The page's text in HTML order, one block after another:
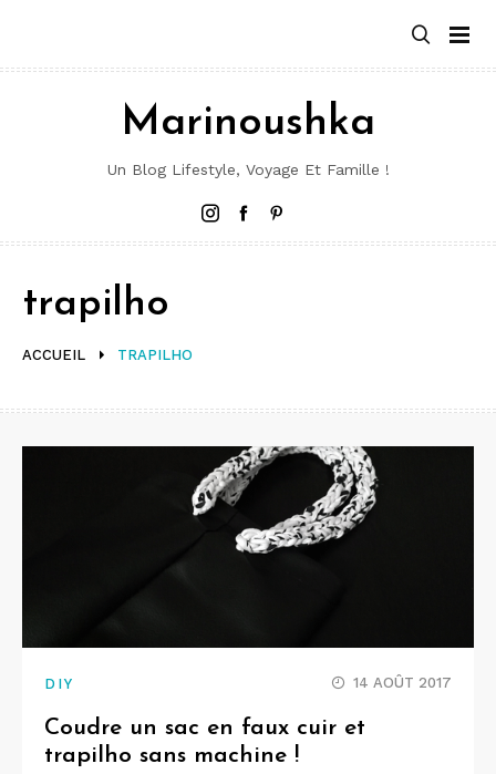
contenu
Marinoushka
Un Blog Lifestyle, Voyage Et Famille !
Instagram
Facebook
ACCUEIL TRAPILHO
trapilho
DIY 14 AOÛT 2017
Coudre un sac en faux cuir et
trapilho sans machine !